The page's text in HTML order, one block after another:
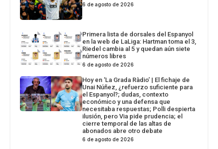
6 de agosto de 2026
Primera lista de dorsales del Espanyol
en la web de LaLiga: Hartman toma el 3,
Riedel cambia al 5 y quedan aún siete
números libres
6 de agosto de 2026
Hoy en ‘La Grada Ràdio’ | El fichaje de
Unai Núñez, ¿refuerzo suficiente para
el Espanyol?; dudas, contexto
económico y una defensa que
necesitaba respuestas; Polli despierta
ilusión, pero Via pide prudencia; el
cierre temporal de las altas de
abonados abre otro debate
6 de agosto de 2026